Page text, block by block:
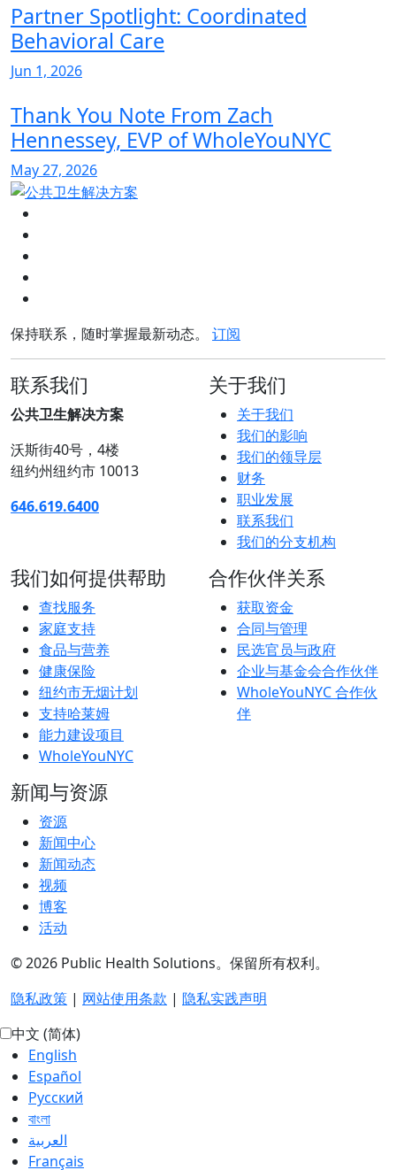
Partner Spotlight: Coordinated
Behavioral Care
Jun 1, 2026
Thank You Note From Zach
Hennessey, EVP of WholeYouNYC
May 27, 2026
保持联系，随时掌握最新动态。 订阅
联系我们
公共卫生解决方案
沃斯街40号，4楼
纽约州纽约市 10013
646.619.6400
关于我们
关于我们
我们的影响
我们的领导层
财务
职业发展
联系我们
我们的分支机构
我们如何提供帮助
查找服务
家庭支持
食品与营养
健康保险
纽约市无烟计划
支持哈莱姆
能力建设项目
WholeYouNYC
合作伙伴关系
获取资金
合同与管理
民选官员与政府
企业与基金会合作伙伴
WholeYouNYC 合作伙
伴
新闻与资源
资源
新闻中心
新闻动态
视频
博客
活动
© 2026 Public Health Solutions。保留所有权利。
隐私政策 | 网站使用条款 | 隐私实践声明
中文 (简体)
English
Español
Русский
বাংলা
العربية‏
Français